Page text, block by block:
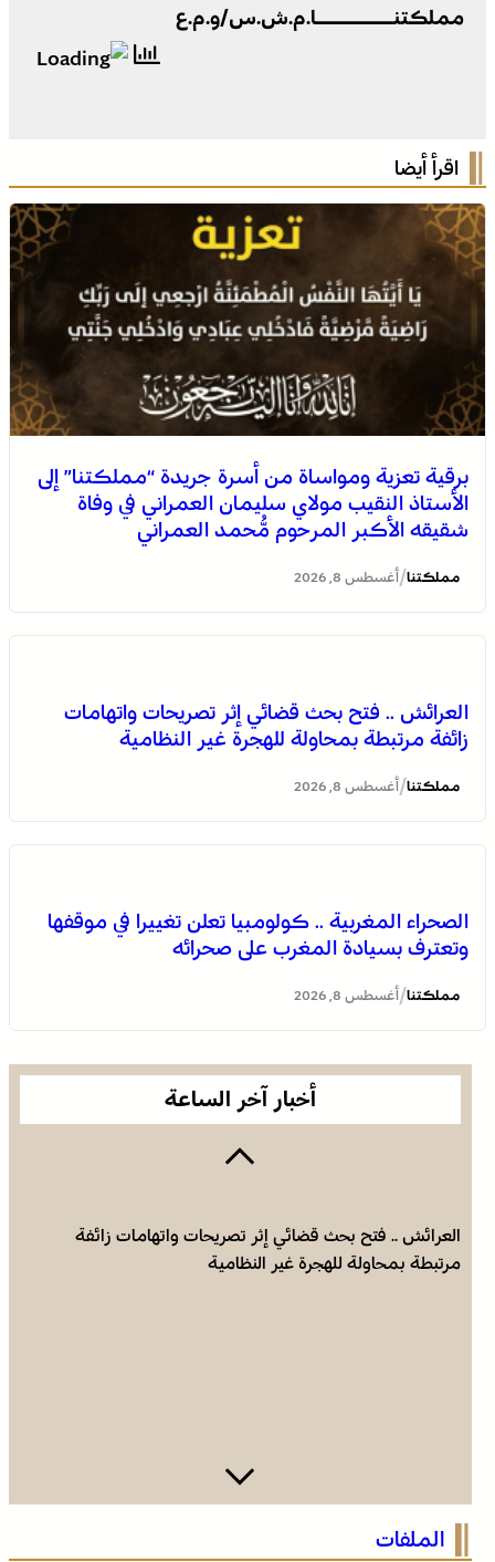
مملكتنـــــــا.م.ش.س/و.م.ع
اقرأ أيضا
برقية تعزية ومواساة من أسرة جريدة “مملكتنا” إلى
الأستاذ النقيب مولاي سليمان العمراني في وفاة
شقيقه الأكبر المرحوم مُّحمد العمراني
مملكتنا/ أغسطس 8, 2026
العرائش .. فتح بحث قضائي إثر تصريحات واتهامات
زائفة مرتبطة بمحاولة للهجرة غير النظامية
مملكتنا/ أغسطس 8, 2026
الصحراء المغربية .. كولومبيا تعلن تغييرا في موقفها
وتعترف بسيادة المغرب على صحرائه
مملكتنا/ أغسطس 8, 2026
أخبار آخر الساعة
برقية تعزية ومواساة من أسرة جريدة “مملكتنا” إلى الأستاذ
المرحوم مُّحمد العمراني
العرائش .. فتح بحث قضائي إثر تصريحات واتهامات زائفة
مرتبطة بمحاولة للهجرة غير النظامية
الصحراء المغربية .. كولومبيا تعلن تغييرا في موقفها وتعترف
بسيادة المغرب على صحرائه
الملفات